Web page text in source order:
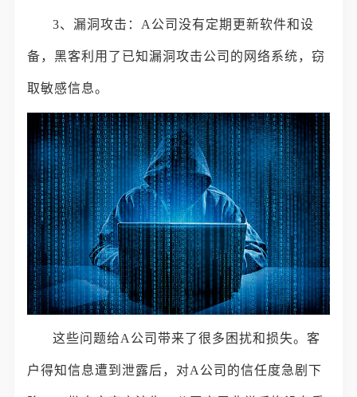
3、漏洞攻击：A公司没有定期更新软件和设
备，黑客利用了已知漏洞攻击公司的网络系统，窃
取敏感信息。
这些问题给A公司带来了很多困扰和损失。客
户得知信息遭到泄露后，对A公司的信任度急剧下